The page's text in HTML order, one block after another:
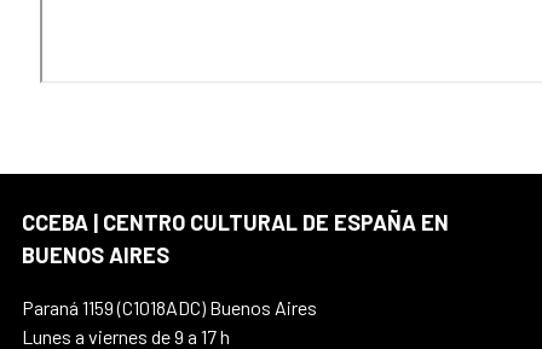
CCEBA | CENTRO CULTURAL DE ESPAÑA EN
BUENOS AIRES
Paraná 1159 (C1018ADC) Buenos Aires
Lunes a viernes de 9 a 17 h